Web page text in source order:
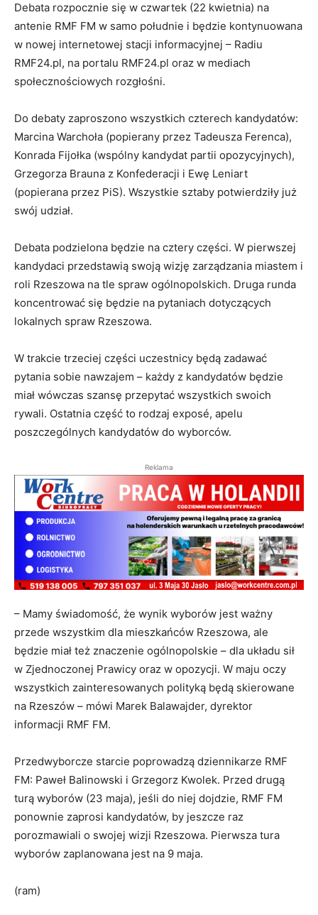
Debata rozpocznie się w czwartek (22 kwietnia) na
antenie RMF FM w samo południe i będzie kontynuowana
w nowej internetowej stacji informacyjnej – Radiu
RMF24.pl, na portalu RMF24.pl oraz w mediach
społecznościowych rozgłośni.
Do debaty zaproszono wszystkich czterech kandydatów:
Marcina Warchoła (popierany przez Tadeusza Ferenca),
Konrada Fijołka (wspólny kandydat partii opozycyjnych),
Grzegorza Brauna z Konfederacji i Ewę Leniart
(popierana przez PiS). Wszystkie sztaby potwierdziły już
swój udział.
Debata podzielona będzie na cztery części. W pierwszej
kandydaci przedstawią swoją wizję zarządzania miastem i
roli Rzeszowa na tle spraw ogólnopolskich. Druga runda
koncentrować się będzie na pytaniach dotyczących
lokalnych spraw Rzeszowa.
W trakcie trzeciej części uczestnicy będą zadawać
pytania sobie nawzajem – każdy z kandydatów będzie
miał wówczas szansę przepytać wszystkich swoich
rywali. Ostatnia część to rodzaj exposé, apelu
poszczególnych kandydatów do wyborców.
Reklama
– Mamy świadomość, że wynik wyborów jest ważny
przede wszystkim dla mieszkańców Rzeszowa, ale
będzie miał też znaczenie ogólnopolskie – dla układu sił
w Zjednoczonej Prawicy oraz w opozycji. W maju oczy
wszystkich zainteresowanych polityką będą skierowane
na Rzeszów – mówi Marek Balawajder, dyrektor
informacji RMF FM.
Przedwyborcze starcie poprowadzą dziennikarze RMF
FM: Paweł Balinowski i Grzegorz Kwolek. Przed drugą
turą wyborów (23 maja), jeśli do niej dojdzie, RMF FM
ponownie zaprosi kandydatów, by jeszcze raz
porozmawiali o swojej wizji Rzeszowa. Pierwsza tura
wyborów zaplanowana jest na 9 maja.
(ram)